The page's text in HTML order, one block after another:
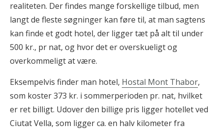
realiteten. Der findes mange forskellige tilbud, men
langt de fleste søgninger kan føre til, at man sagtens
kan finde et godt hotel, der ligger tæt på alt til under
500 kr., pr nat, og hvor det er overskueligt og
overkommeligt at være.
Eksempelvis finder man hotel, Hostal Mont Thabor,
som koster 373 kr. i sommerperioden pr. nat, hvilket
er ret billigt. Udover den billige pris ligger hotellet ved
Ciutat Vella, som ligger ca. en halv kilometer fra